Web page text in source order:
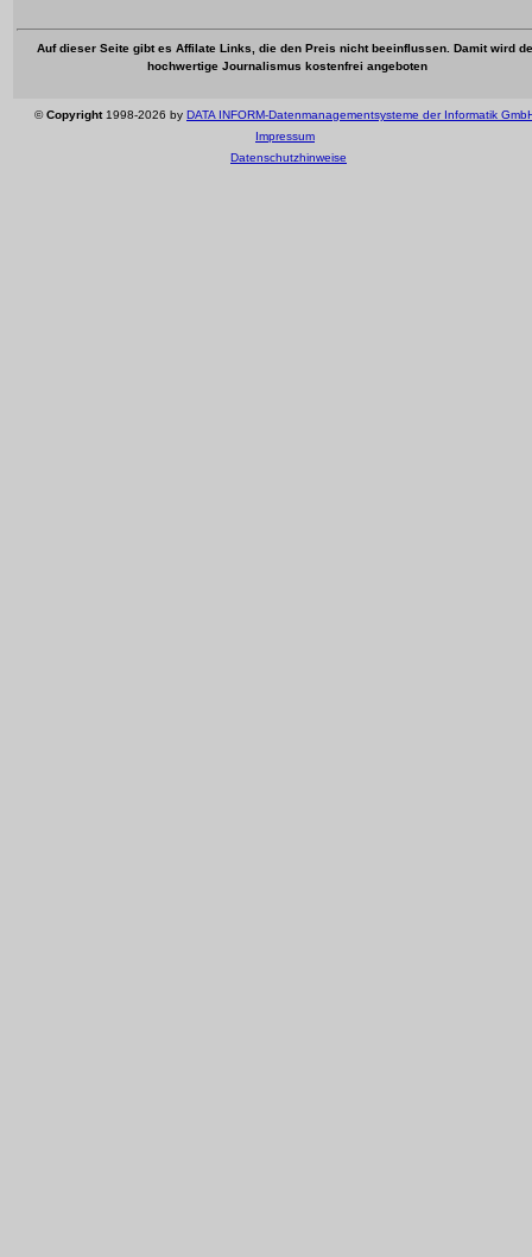
Auf dieser Seite gibt es Affilate Links, die den Preis nicht beeinflussen. Damit wird
hochwertige Journalismus kostenfrei angeboten
©Copyright1998-2026 by DATA INFORM-Datenmanagementsysteme der Informatik
Impressum
Datenschutzhinweise